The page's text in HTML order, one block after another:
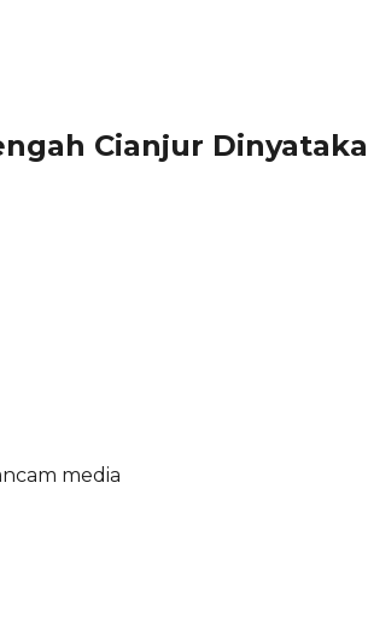
Cianjur
media